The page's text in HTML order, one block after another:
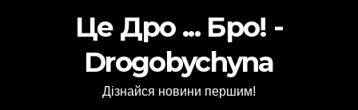
Це Дро ... Бро! -
Drogobychyna
Дізнайся новини першим!